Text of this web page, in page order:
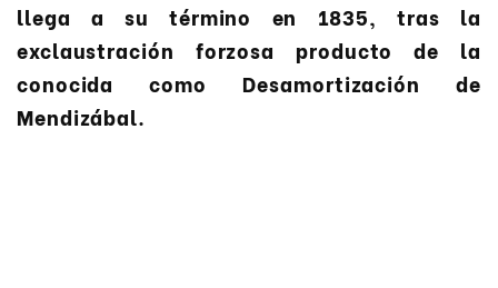
llega a su término en 1835, tras la
exclaustración forzosa producto de la
conocida como Desamortización de
Mendizábal.